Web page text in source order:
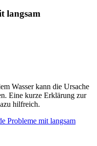
langsam
Wasser kann die Ursache
Eine kurze Erklärung zur
hilfreich.
Probleme mit langsam